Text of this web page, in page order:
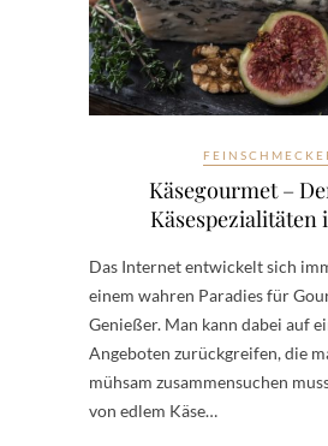
Käsegourmet –
Käsespezialitäten
Das Internet entwickelt sich
einem wahren Paradies für
Genießer. Man kann dabei auf
Angeboten zurückgreifen, die
mühsam zusammensuchen
von edlem Käse…